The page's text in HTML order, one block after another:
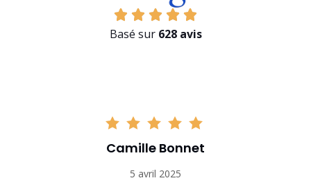
Basé sur 628 avis
Camille Bonnet
5 avril 2025